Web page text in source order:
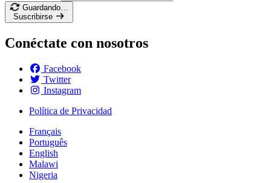
Guardando…
Suscribirse
Conéctate con nosotros
Facebook
Twitter
Instagram
Política de Privacidad
Français
Português
English
Malawi
Nigeria